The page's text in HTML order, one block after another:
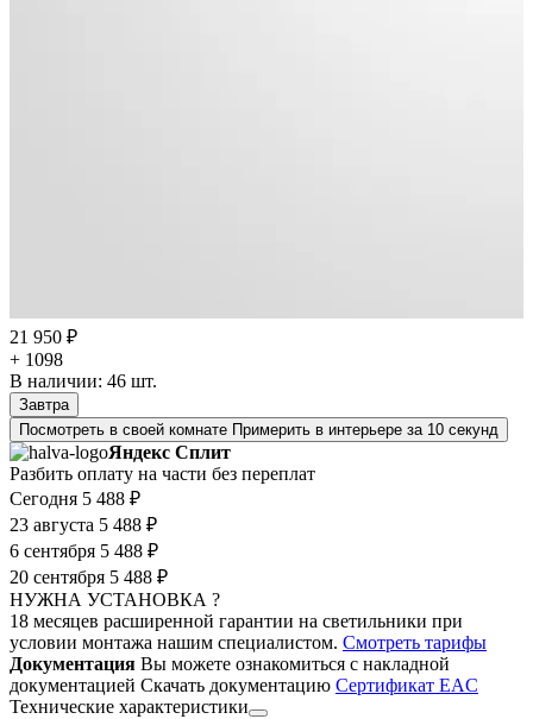
21 950 ₽
+ 1098
В наличии: 46 шт.
Завтра
Посмотреть в своей комнате Примерить в интерьере за 10 секунд
Яндекс Сплит
Разбить оплату на части без переплат
Сегодня 5 488 ₽
23 августа 5 488 ₽
6 сентября 5 488 ₽
20 сентября 5 488 ₽
НУЖНА УСТАНОВКА ?
18 месяцев расширенной гарантии на светильники при
условии монтажа нашим специалистом. Смотреть тарифы
Документация Вы можете ознакомиться с накладной
документацией Скачать документацию Cертификат EAC
Технические характеристики